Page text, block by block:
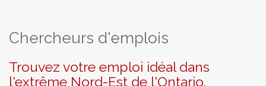
Chercheurs d'emplois
Trouvez votre emploi idéal dans
l'extrême Nord-Est de l'Ontario.